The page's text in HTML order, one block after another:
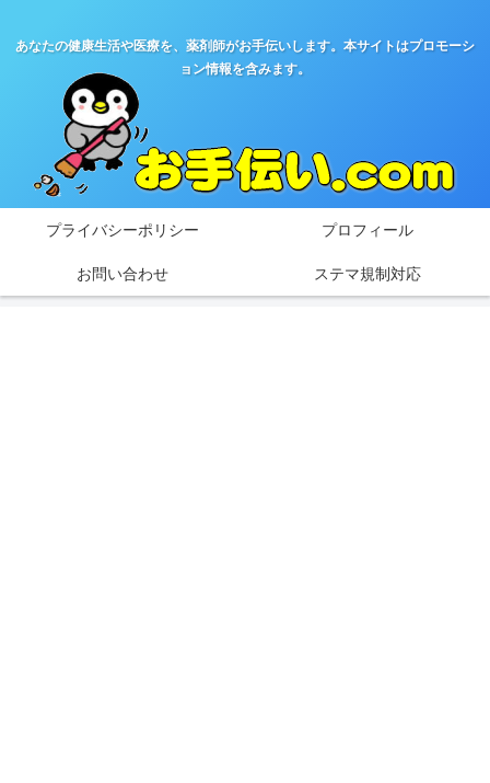
あなたの健康生活や医療を、薬剤師がお手伝いします。本サイトはプロモーシ
ョン情報を含みます。
プライバシーポリシー プロフィール
お問い合わせ ステマ規制対応